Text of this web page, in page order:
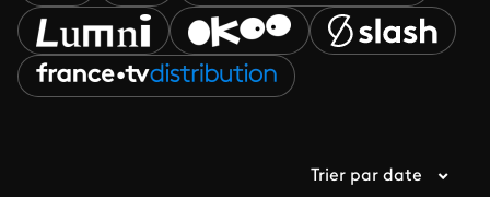
Trier par date